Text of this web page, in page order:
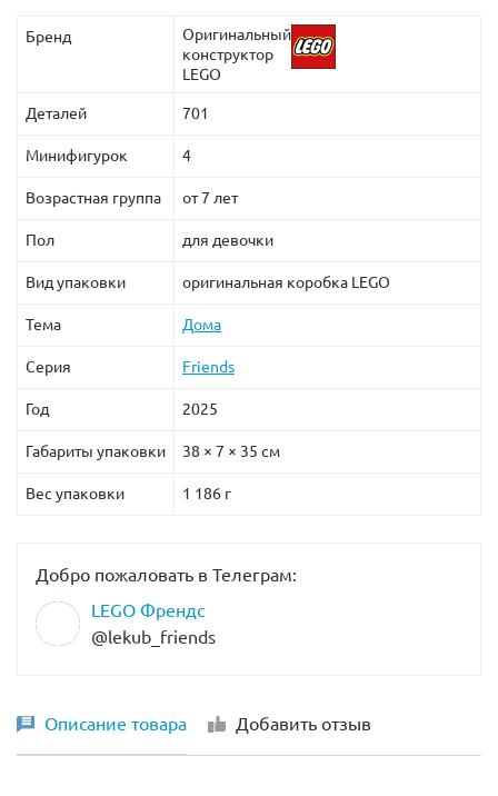
Бренд
Оригинальный
конструктор
LEGO
Деталей 701
Минифигурок 4
Возрастная группа от 7 лет
Пол для девочки
Вид упаковки оригинальная коробка LEGO
Тема Дома
Серия Friends
Год 2025
Габариты упаковки 38 × 7 × 35 см
Вес упаковки 1 186 г
Добро пожаловать в Телеграм:
LEGO Френдс
@lekub_friends
Описание товара Добавить отзыв